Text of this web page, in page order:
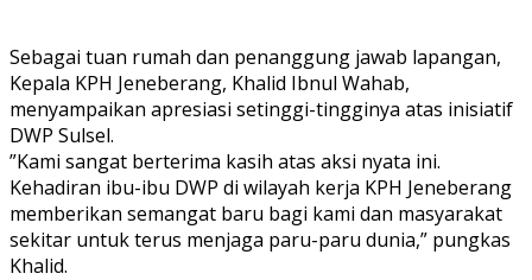
Sebagai tuan rumah dan penanggung jawab lapangan,
Kepala KPH Jeneberang, Khalid Ibnul Wahab,
menyampaikan apresiasi setinggi-tingginya atas inisiatif
DWP Sulsel.
​”Kami sangat berterima kasih atas aksi nyata ini.
Kehadiran ibu-ibu DWP di wilayah kerja KPH Jeneberang
memberikan semangat baru bagi kami dan masyarakat
sekitar untuk terus menjaga paru-paru dunia,” pungkas
Khalid.